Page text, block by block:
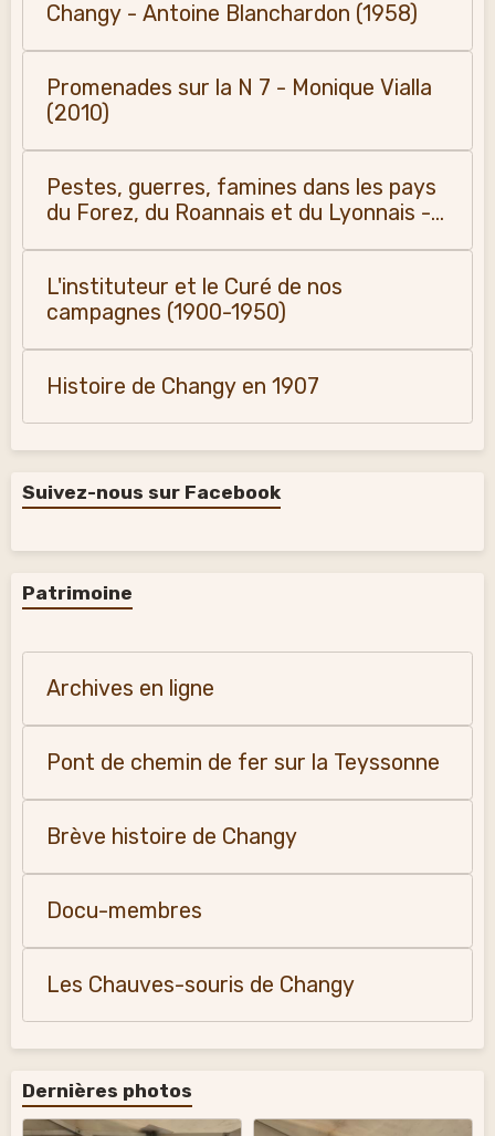
Changy - Antoine Blanchardon (1958)
Promenades sur la N 7 - Monique Vialla
(2010)
Pestes, guerres, famines dans les pays
du Forez, du Roannais et du Lyonnais -
L'instituteur et le Curé de nos
campagnes (1900-1950)
Histoire de Changy en 1907
Suivez-nous sur Facebook
Patrimoine
Archives en ligne
Pont de chemin de fer sur la Teyssonne
Brève histoire de Changy
Docu-membres
Les Chauves-souris de Changy
Dernières photos